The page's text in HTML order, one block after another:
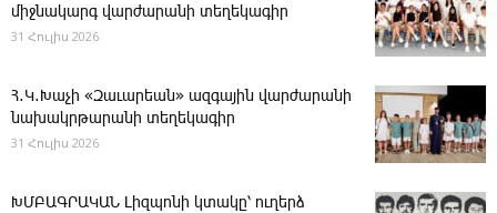
միջնակարգ վարժարանի տեղեկագիր
31 Հուլիս 2026
Հ․Կ․Խաչի «Զաւարեան» ազգային վարժարանի
նախակրթարանի տեղեկագիր
31 Հուլիս 2026
ԽՄԲԱԳՐԱԿԱՆ ­Լիզպոնի կտակը՝ ուղերձ